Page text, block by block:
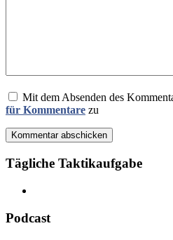
Mit dem Absenden des
für Kommentare zu
Kommentar abschicken
Tägliche Taktikaufgabe
Podcast